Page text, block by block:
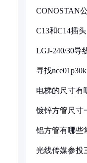
CONOSTAN
C13和C14插
LGJ-240/30导
寻找
电梯的尺寸有
镀锌方管尺寸
铝方管有哪些
光线传媒参投